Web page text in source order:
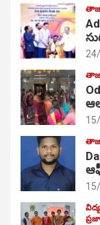
తాజా
తాజా
తాజా